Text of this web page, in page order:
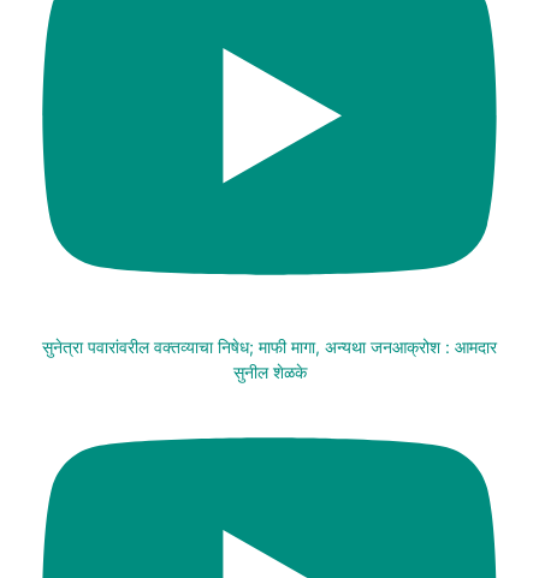
सुनेत्रा पवारांवरील वक्तव्याचा निषेध; माफी मागा, अन्यथा जनआक्रोश : आमदार
सुनील शेळके